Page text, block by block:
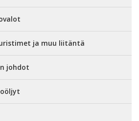
ja muu liitäntä
johdot